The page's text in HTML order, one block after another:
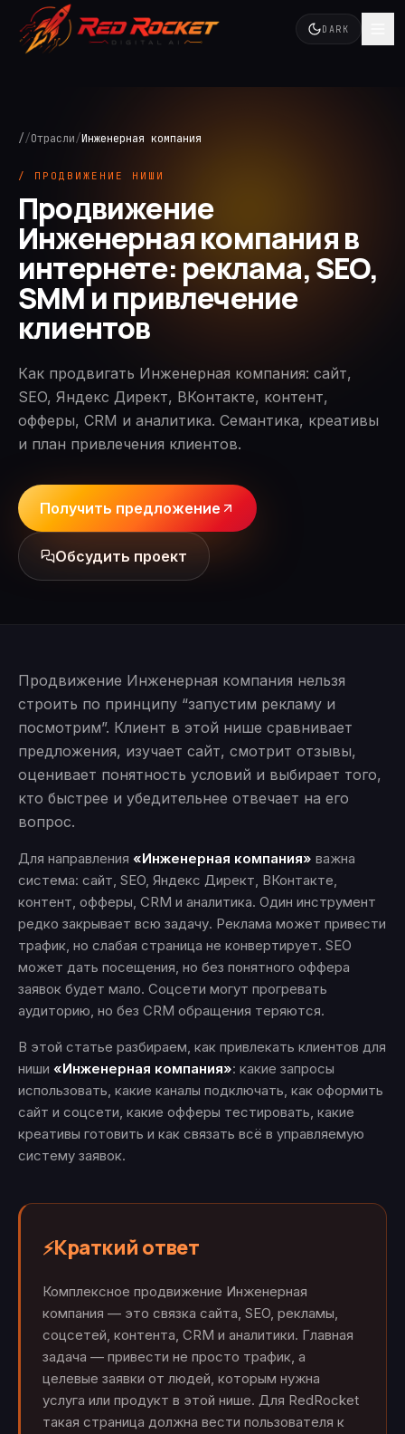
DARK
//Отрасли/Инженерная компания
/ ПРОДВИЖЕНИЕ НИШИ
Продвижение
Инженерная компания в
интернете: реклама, SEO,
SMM и привлечение
клиентов
Как продвигать Инженерная компания: сайт,
SEO, Яндекс Директ, ВКонтакте, контент,
офферы, CRM и аналитика. Семантика, креативы
и план привлечения клиентов.
Получить предложение
Обсудить проект
Продвижение Инженерная компания нельзя
строить по принципу “запустим рекламу и
посмотрим”. Клиент в этой нише сравнивает
предложения, изучает сайт, смотрит отзывы,
оценивает понятность условий и выбирает того,
кто быстрее и убедительнее отвечает на его
вопрос.
Для направления «Инженерная компания» важна
система: сайт, SEO, Яндекс Директ, ВКонтакте,
контент, офферы, CRM и аналитика. Один инструмент
редко закрывает всю задачу. Реклама может привести
трафик, но слабая страница не конвертирует. SEO
может дать посещения, но без понятного оффера
заявок будет мало. Соцсети могут прогревать
аудиторию, но без CRM обращения теряются.
В этой статье разбираем, как привлекать клиентов для
ниши «Инженерная компания»: какие запросы
использовать, какие каналы подключать, как оформить
сайт и соцсети, какие офферы тестировать, какие
креативы готовить и как связать всё в управляемую
систему заявок.
⚡Краткий ответ
Комплексное продвижение Инженерная
компания — это связка сайта, SEO, рекламы,
соцсетей, контента, CRM и аналитики. Главная
задача — привести не просто трафик, а
целевые заявки от людей, которым нужна
услуга или продукт в этой нише. Для RedRocket
такая страница должна вести пользователя к